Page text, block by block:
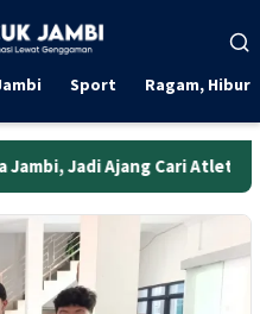
Sport Ragam,
Cari Atlet Indosat